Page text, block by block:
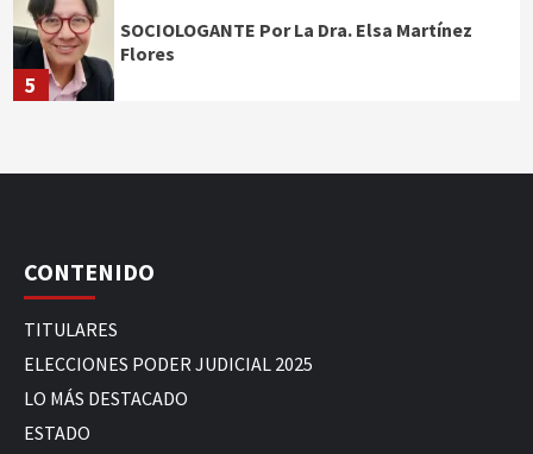
5
SOCIOLOGANTE Por La Dra. Elsa Martínez
Flores
CONTENIDO
TITULARES
ELECCIONES PODER JUDICIAL 2025
LO MÁS DESTACADO
ESTADO